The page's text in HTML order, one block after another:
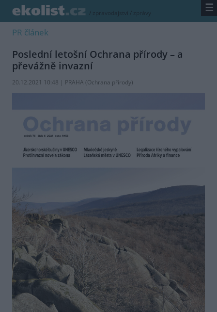
/ zpravodajství / zprávy ☰
PR článek
Poslední letošní Ochrana přírody – a
převážně invazní
20.12.2021 10:48 | PRAHA (Ochrana přírody)